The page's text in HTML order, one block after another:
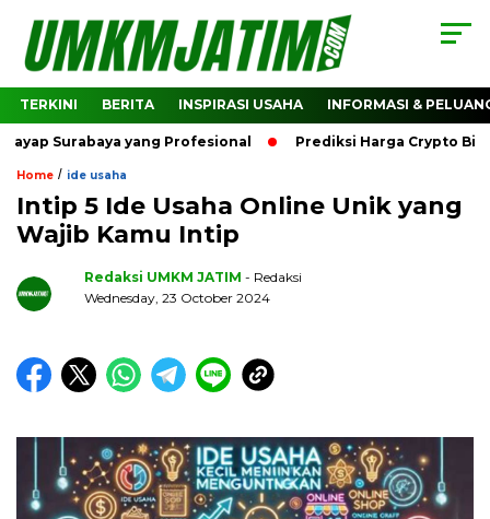
TERKINI BERITA INSPIRASI USAHA INFORMASI &
yang Profesional Prediksi Harga Crypto Bitcoin:
Home / ide usaha
Intip 5 Ide Usaha Online Unik yang
Wajib Kamu Intip
Redaksi UMKM JATIM - Redaksi
Wednesday, 23 October 2024